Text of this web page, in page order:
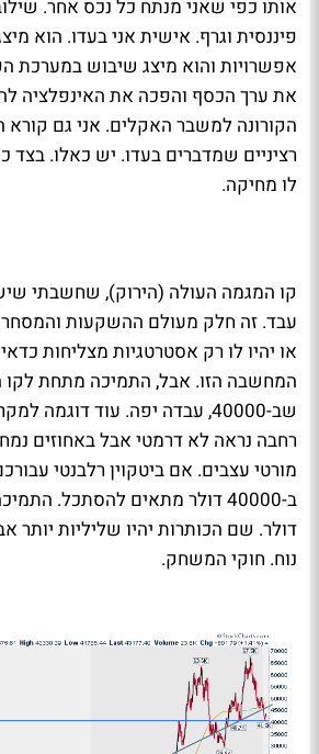
אותו כפי שאני מנתח כל נכס אחר.
פיננסית וגרף. אישית אני בעדו. הוא
אפשרויות והוא מיצג שיבוש במערכת
את ערך הכסף והפכה את האינפלציה
הקורונה למשבר האקלים. אני גם קורא
רציניים שמדברים בעדו. יש כאלו. בצד
לו מחיקה.
קו המגמה העולה (הירוק), שחשבתי
עבד. זה חלק מעולם ההשקעות
או יהיו לו רק אסטרטגיות מצליחות
המחשבה הזו. אבל, התמיכה מתחת לקו
שב-40000, עבדה יפה. עוד
מורטי עצבים. אם ביטקוין רלבנטי
דולר. שם הכותרות יהיו שליליות יותר
נוח. חוקי המשחק.